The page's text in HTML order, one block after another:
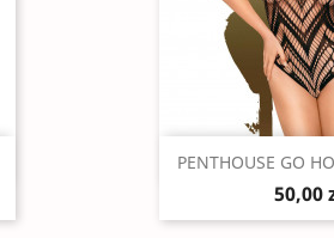
Szybki
PENTHOUSE GO
50,00